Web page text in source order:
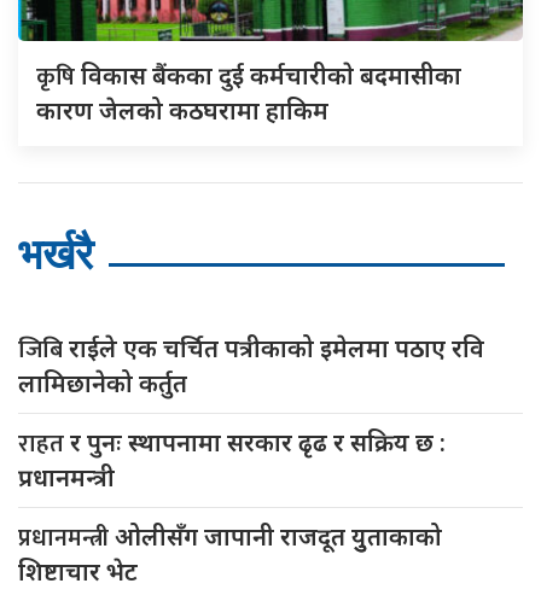
कृषिविकास बैंकका दुई कर्मचारीकाे बदमासीका
कारण जेलको कठघरामा हाकिम
भर्खरै
जिबिराईले एक चर्चित पत्रीकाको इमेलमा पठाए रवि
लामिछानेको कर्तुत
राहतर पुनः स्थापनामा सरकार ढृढ र सक्रिय छ :
प्रधानमन्त्री
प्रधानमन्त्रीओलीसँग जापानी राजदूत युुताकाको
शिष्टाचार भेट